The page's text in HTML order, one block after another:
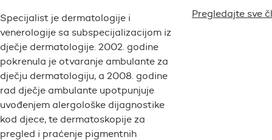
Specijalist je dermatologije i
venerologije sa subspecijalizacijom iz
dječje dermatologije. 2002. godine
pokrenula je otvaranje ambulante za
dječju dermatologiju, a 2008. godine
rad dječje ambulante upotpunjuje
uvođenjem alergološke dijagnostike
kod djece, te dermatoskopije za
pregled i praćenje pigmentnih
Pregledajte sve